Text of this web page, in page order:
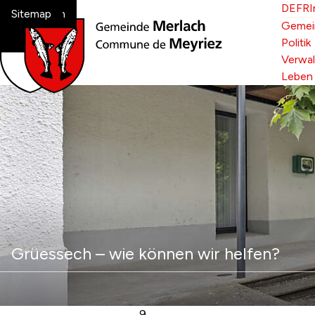
Navigieren in Melrach-
Schnellnavigation
Home
Navigation
Inhalt
Suche
Sitemap Bitte
DEFR
Politik
Leben
Suche
Suchbegriff
Grüessech – wie können wir helfen?